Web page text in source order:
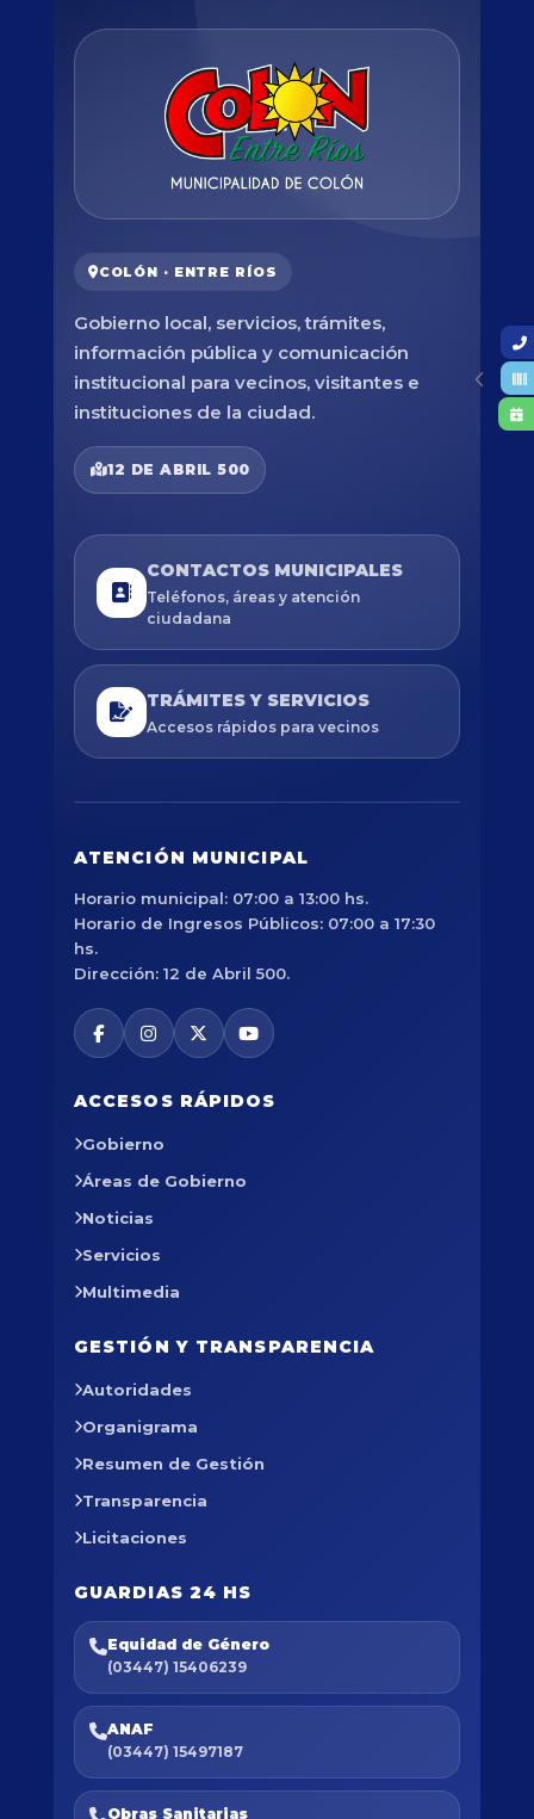
COLÓN · ENTRE RÍOS
Gobierno local, servicios, trámites,
información pública y comunicación
institucional para vecinos, visitantes e
instituciones de la ciudad.
12 DE ABRIL 500
CONTACTOS MUNICIPALES
Teléfonos, áreas y atención
ciudadana
TRÁMITES Y SERVICIOS
Accesos rápidos para vecinos
ATENCIÓN MUNICIPAL
Horario municipal: 07:00 a 13:00 hs.
Horario de Ingresos Públicos: 07:00 a 17:30
hs.
Dirección: 12 de Abril 500.
ACCESOS RÁPIDOS
Gobierno
Áreas de Gobierno
Noticias
Servicios
Multimedia
GESTIÓN Y TRANSPARENCIA
Autoridades
Organigrama
Resumen de Gestión
Transparencia
Licitaciones
GUARDIAS 24 HS
Equidad de Género
(03447) 15406239
ANAF
(03447) 15497187
Obras Sanitarias